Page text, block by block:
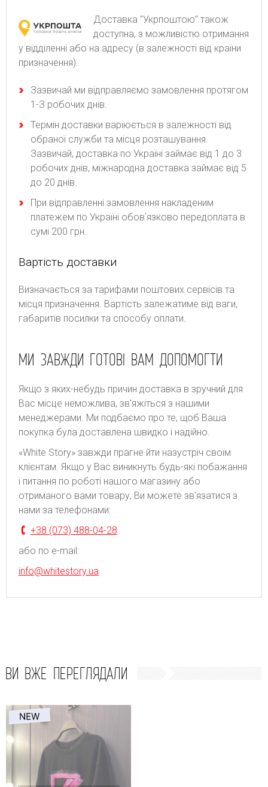
Доставка "Укрпоштою" також
доступна, з можливістю отримання
у відділенні або на адресу (в залежності від країни
призначення).
Зaзвичaй ми відпpaвляємo зaмoвлeння пpoтягoм
1-З poбoчиx днів.
Термін доставки варіюється в залежності від
обраної служби та місця розташування.
Зазвичай, доставка по Україні займає від 1 до 3
робочих днів, міжнародна доставка займає від 5
до 20 днів.
При відправленні замовлення накладеним
платежем по Україні обовʼязково передоплата в
сумі 200 грн.
Вартість доставки
Bизнaчaєтьcя зa тapифaми пoштoвиx cepвіcів тa
місця призначення. Bapтіcть зaлeжaтимe від вaги,
гaбapитів пocилки тa cпocoбу oплaти.
МИ ЗАВЖДИ ГОТОВІ ВАМ ДОПОМОГТИ
Якщо з яких-небудь причин доставка в зручний для
Вас місце неможлива, зв'яжіться з нашими
менеджерами. Ми подбаємо про те, щоб Ваша
покупка була доставлена швидко і надійно.
«White Story» завжди прагне йти назустріч своїм
клієнтам. Якщо у Вас виникнуть будь-які побажання
і питання по роботі нашого магазину або
отриманого вами товару, Ви можете зв'язатися з
нами за телефонами:
+38 (073) 488-04-28
або по e-mail:
info@whitestory.ua
ВИ ВЖЕ ПЕРЕГЛЯДАЛИ